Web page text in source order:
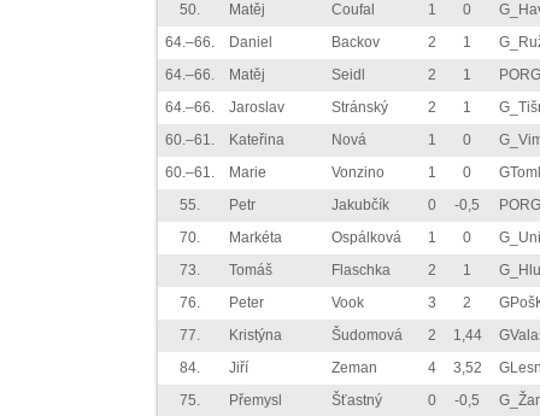
50.
Matěj Coufal 1 0
64.–66.
Daniel Backov 2 1
64.–66.
Matěj Seidl 2 1
64.–66.
Jaroslav Stránský 2 1
60.–61.
Kateřina Nová 1 0
60.–61.
Marie Vonzino 1 0
55.
Petr Jakubčík 0 -0,5
70.
Markéta Ospálková 1 0
73.
Tomáš Flaschka 2 1
76.
Peter Vook 3 2
77.
Kristýna Šudomová 2 1,44
84.
Jiří Zeman 4 3,52
75.
Přemysl Šťastný 0 -0,5